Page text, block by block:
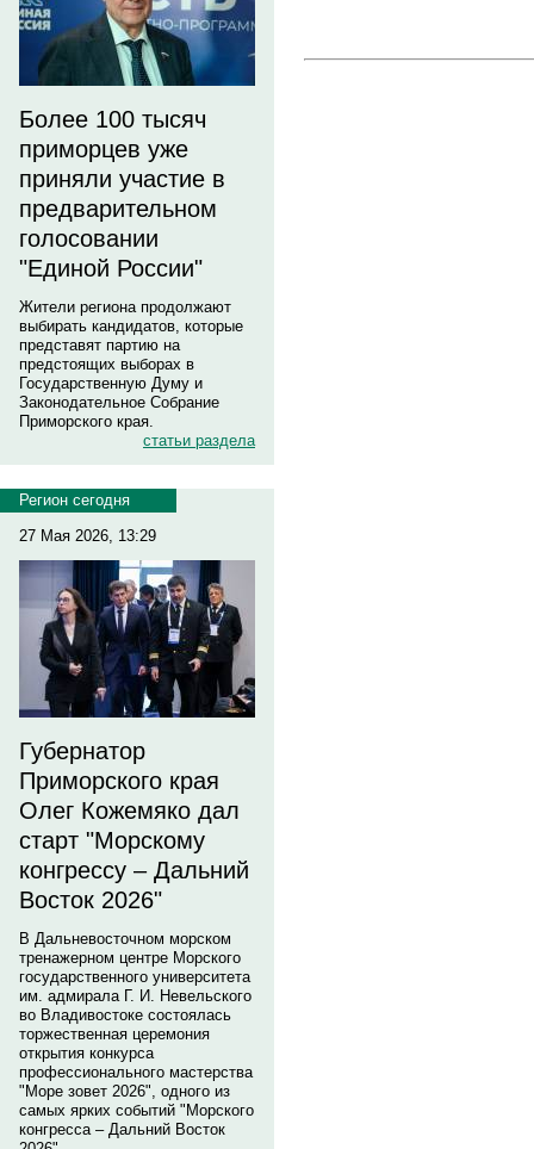
Более 100 тысяч
приморцев уже
приняли участие в
предварительном
голосовании
"Единой России"
Жители региона продолжают
выбирать кандидатов, которые
представят партию на
предстоящих выборах в
Государственную Думу и
Законодательное Собрание
Приморского края.
статьи раздела
Регион сегодня
27 Мая 2026, 13:29
Губернатор
Приморского края
Олег Кожемяко дал
старт "Морскому
конгрессу – Дальний
Восток 2026"
В Дальневосточном морском
тренажерном центре Морского
государственного университета
им. адмирала Г. И. Невельского
во Владивостоке состоялась
торжественная церемония
открытия конкурса
профессионального мастерства
"Море зовет 2026", одного из
самых ярких событий "Морского
конгресса – Дальний Восток